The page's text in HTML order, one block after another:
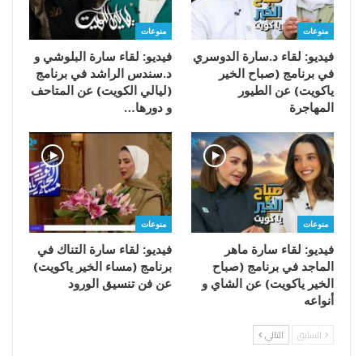
منوعات
فيديو: لقاء د.سارة الدوسري
في برنامج (صباح الخير
ياكويت) عن الطيور
المهاجرة
منوعات
فيديو: لقاء سارة البلوشي و
د.سندس الراشد في برنامج
(ليالي الكويت) عن المتاحف
و دورها…
منوعات
فيديو: لقاء سارة ماهر
الماجد في برنامج (صباح
الخير ياكويت) عن الشاي و
أنواعه
منوعات
فيديو: لقاء سارة التناك في
برنامج (مساء الخير ياكويت)
عن فن تنسيق الورود
السابق التالي